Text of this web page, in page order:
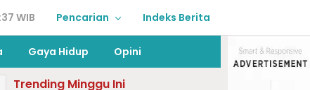
WIB Pencarian Indeks Berita
Gaya Hidup Opini
Trending Minggu Ini